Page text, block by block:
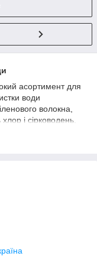
асортимент для
води
волокна,
і сірководень,
води
від 170 грн.